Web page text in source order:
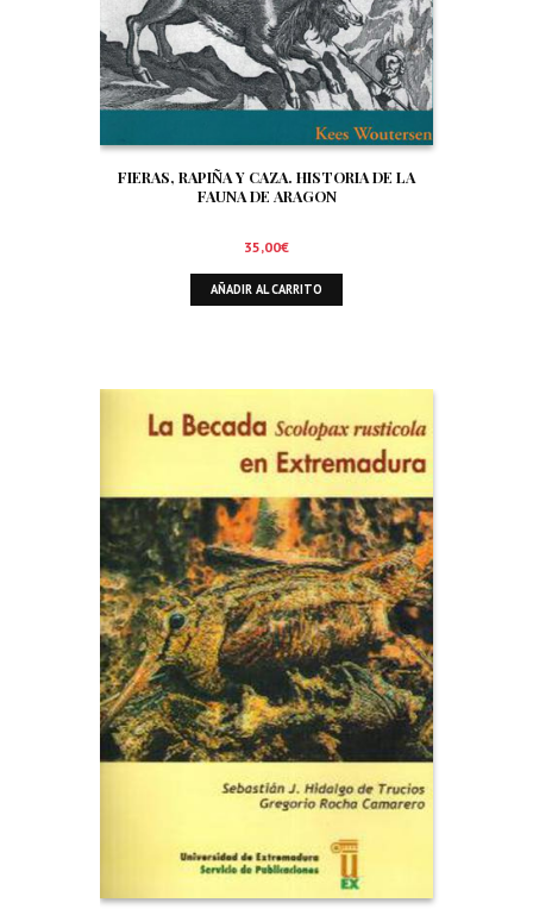
FIERAS, RAPIÑA Y CAZA. HISTORIA DE LA
FAUNA DE ARAGON
35,00€
AÑADIR AL CARRITO